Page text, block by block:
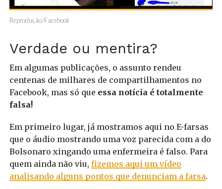
Reprodução/Facebook
Verdade ou mentira?
Em algumas publicações, o assunto rendeu
centenas de milhares de compartilhamentos no
Facebook, mas só que essa notícia é totalmente
falsa!
Em primeiro lugar, já mostramos aqui no E-farsas
que o áudio mostrando uma voz parecida com a do
Bolsonaro xingando uma enfermeira é falso. Para
quem ainda não viu, fizemos aqui um vídeo
analisando alguns pontos que denunciam a farsa.